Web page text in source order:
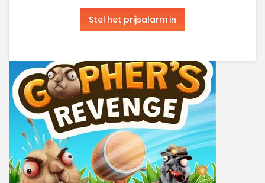
Stel het prijsalarm in